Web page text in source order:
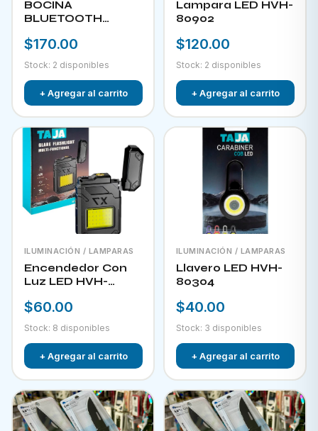
BOCINA
BLUETOOTH
PANEL SOLAR FOL
$170.00
Stock: 2 disponibles
+ Agregar al carrito
Lampara LED HVH-
80902
$120.00
Stock: 2 disponibles
+ Agregar al carrito
ILUMINACIÓN / LAMPARAS
Encendedor Con
Luz LED HVH-
$60.00
Stock: 8 disponibles
+ Agregar al carrito
ILUMINACIÓN / LAMPARAS
Llavero LED HVH-
80304
$40.00
Stock: 3 disponibles
+ Agregar al carrito